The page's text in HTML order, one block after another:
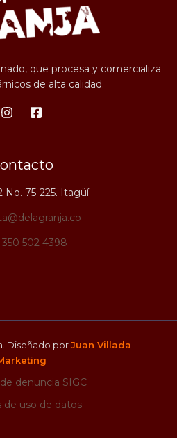
que procesa y comercializa
de alta calidad.
No. 75-225. Itagüí
350 502 4398
Diseñado porJuan Villada
denuncia SIGC
de uso de datos